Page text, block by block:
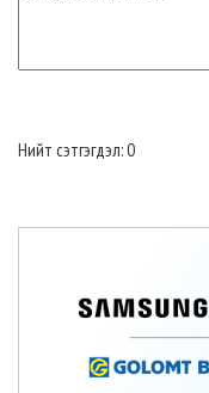
Нийт сэтгэгдэл: 0